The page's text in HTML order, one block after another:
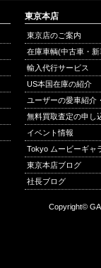
東京本店
東京店のご案内
在庫車輌(中古車・
輸入代行サービス
US本国在庫の紹介
ユーザーの愛車紹介
無料買取査定の申し
イベント情報
Tokyo ムービーギャ
東京本店ブログ
社長ブログ
Copyright©